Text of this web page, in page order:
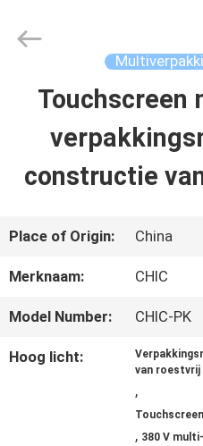
HUIS
PRODUCTEN
OVER
ONS
Machinery
Touchscreen
constructie
Place of Origin: China
Merknaam: CHIC
Model Number: CHIC-PK
Hoog licht:
van roestvrij
,
, 380 V